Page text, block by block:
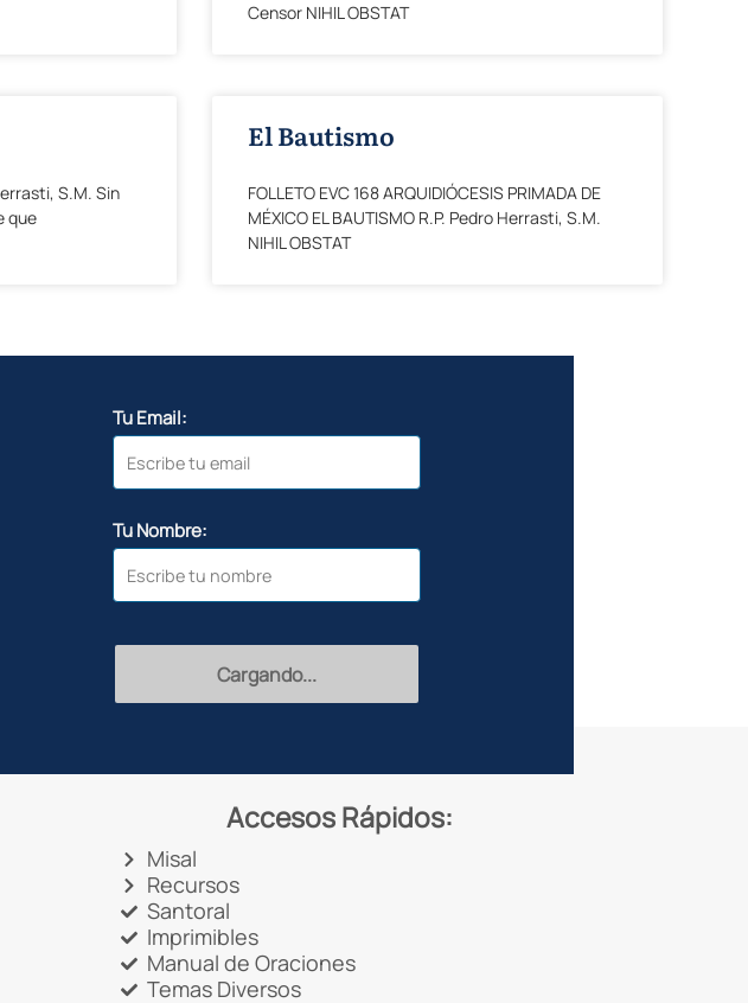
Censor NIHIL OBSTAT
S.M. Sin
que
El Bautismo
FOLLETO EVC 168 ARQUIDIÓCESIS PRIMADA DE
MÉXICO EL BAUTISMO R.P. Pedro Herrasti, S.M.
NIHIL OBSTAT
Tu Email:
Tu Nombre:
Recibir
Accesos Rápidos:
Misal
Recursos
Santoral
Imprimibles
Manual de Oraciones
Temas Diversos